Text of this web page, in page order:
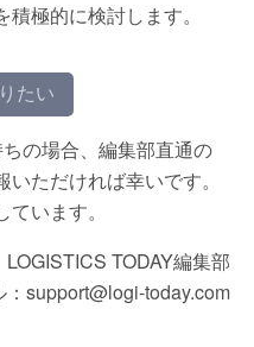
極的に検討します。
たい
の場合、編集部直通の
ただければ幸いです。
います。
LOGISTICS TODAY編集部
：support@logi-today.com